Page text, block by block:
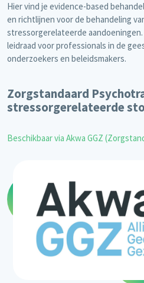
Hier vind je evidence-based
en richtlijnen voor de behandeling
stressorgerelateerde
leidraad voor professionals in de
onderzoekers en beleidsmakers.
Zorgstandaard
stressorgerelateerde
Beschikbaar via Akwa GGZ